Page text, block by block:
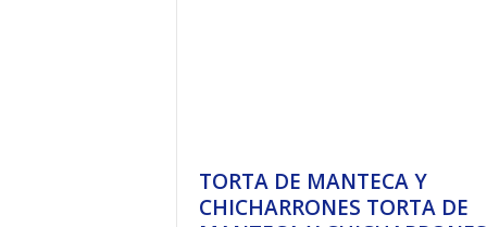
TORTA DE MANTECA Y
CHICHARRONES TORTA DE